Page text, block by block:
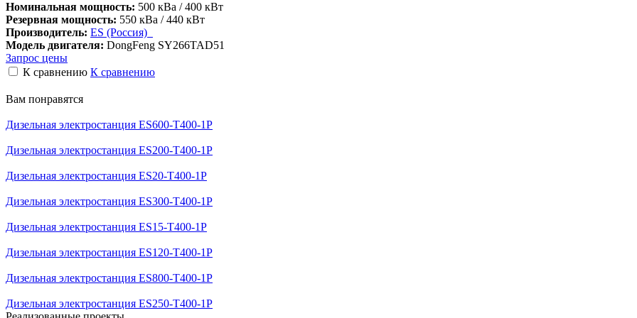
Номинальная мощность: 500 кВа / 400 кВт
Резервная мощность: 550 кВа / 440 кВт
Производитель: ES (Россия)
Модель двигателя: DongFeng SY266TAD51
Запрос цены
К сравнению К сравнению
Вам понравятся
Дизельная электростанция ES600-Т400-1Р
Дизельная электростанция ES200-Т400-1Р
Дизельная электростанция ES20-Т400-1Р
Дизельная электростанция ES300-Т400-1Р
Дизельная электростанция ES15-Т400-1Р
Дизельная электростанция ES120-Т400-1Р
Дизельная электростанция ES800-Т400-1Р
Дизельная электростанция ES250-Т400-1Р